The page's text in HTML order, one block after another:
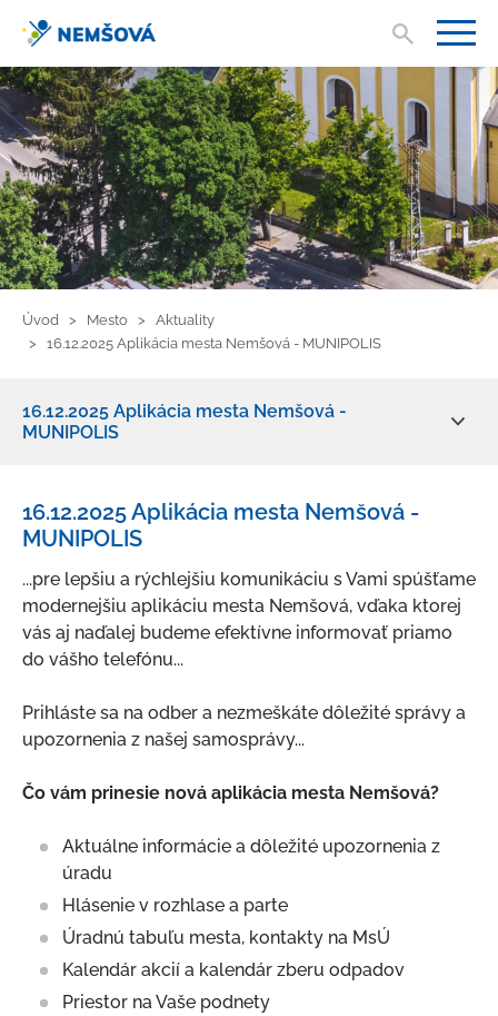
Úvod Mesto
Aktuality
16.12.2025 Aplikácia mesta Nemšová - MUNIPOLIS
16.12.2025 Aplikácia mesta Nemšová -
MUNIPOLIS
O meste
Ubytovanie a stravovanie
Strategické dokumenty
Mapový portál
Mestský rozhlas
Odpadové hospodárstvo
Verejno-prospešné služby
Fotogaléria
Školstvo
Projekty
16.12.2025 Aplikácia mesta Nemšová -
MUNIPOLIS
...pre lepšiu a rýchlejšiu komunikáciu s Vami spúšťame
modernejšiu aplikáciu mesta Nemšová, vďaka ktorej
vás aj naďalej budeme efektívne informovať priamo
do vášho telefónu...
Prihláste sa na odber a nezmeškáte dôležité správy a
upozornenia z našej samosprávy...
Čo vám prinesie nová aplikácia mesta Nemšová?
Aktuálne informácie a dôležité upozornenia z
úradu
Hlásenie v rozhlase a parte
Úradnú tabuľu mesta, kontakty na MsÚ
Kalendár akcií a kalendár zberu odpadov
Priestor na Vaše podnety